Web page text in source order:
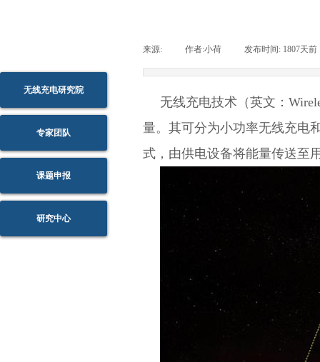
来源: 作者:小荷 发布时间: 1807天前
无线充电技术（英文：
量。 其可分为小功率无线充电
式，由供电设备将能量传送至
无线充电研究院
专家团队
课题申报
研究中心